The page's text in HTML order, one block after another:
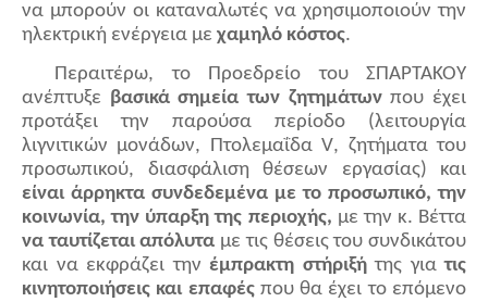
να μπορούν οι καταναλωτές να χρησιμοποιούν την
ηλεκτρική ενέργεια με χαμηλό κόστος.
Περαιτέρω, το Προεδρείο του ΣΠΑΡΤΑΚΟΥ
ανέπτυξε βασικά σημεία των ζητημάτωνπου έχει
προτάξει την παρούσα περίοδο (λειτουργία
λιγνιτικών μονάδων, ΠτολεμαΐδαV, ζητήματα του
προσωπικού, διασφάλιση θέσεων εργασίας) και
είναι άρρηκτα συνδεδεμένα με το προσωπικό, την
κοινωνία, την ύπαρξη της περιοχής, με την κ. Βέττα
να ταυτίζεται απόλυτα με τις θέσεις του συνδικάτου
και να εκφράζει την έμπρακτη στήριξήτης γιατις
κινητοποιήσεις και επαφέςπου θα έχει το επόμενο